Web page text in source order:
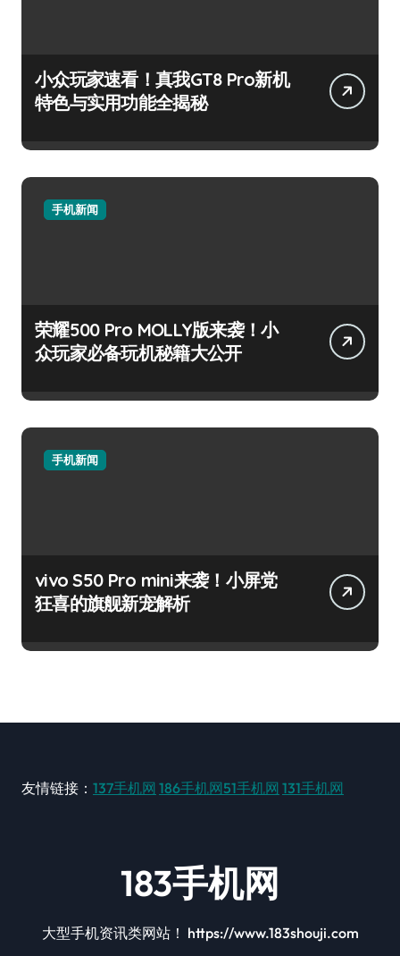
小众玩家速看！真我GT8 Pro新机
特色与实用功能全揭秘
手机新闻
荣耀500 Pro MOLLY版来袭！小
众玩家必备玩机秘籍大公开
手机新闻
vivo S50 Pro mini来袭！小屏党
狂喜的旗舰新宠解析
友情链接： 137手机网 186手机网51手机网 131手机网
183手机网
大型手机资讯类网站！ https://www.183shouji.com